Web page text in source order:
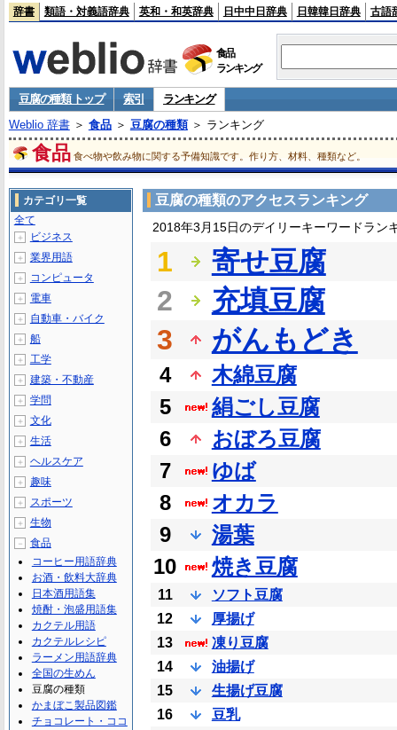
辞書 類語・対義語辞典 英和・和英辞典 日中中日辞典 日韓韓日辞典 古語
食品
ランキング
豆腐の種類 トップ 索引
ランキング
Weblio 辞書＞ 食品＞ 豆腐の種類＞ ランキング
食品 食べ物や飲み物に関する予備知識です。作り方、材料、種類など。
豆腐の種類のアクセスランキング
2018年3月15日のデイリーキーワードラン
1
寄せ豆腐
2
充填豆腐
3
がんもどき
4
木綿豆腐
5
絹ごし豆腐
6
おぼろ豆腐
7
ゆば
8
オカラ
9
湯葉
10
焼き豆腐
11
ソフト豆腐
12
厚揚げ
13
凍り豆腐
14
油揚げ
15
生揚げ豆腐
16
豆乳
カテゴリ一覧
全て
＋ ビジネス
＋ 業界用語
＋ コンピュータ
＋ 電車
＋ 自動車・バイク
＋ 船
＋ 工学
＋ 建築・不動産
＋ 学問
＋ 文化
＋ 生活
＋ ヘルスケア
＋ 趣味
＋ スポーツ
＋ 生物
－
食品
コーヒー用語辞典
お酒・飲料大辞典
日本酒用語集
焼酎・泡盛用語集
カクテル用語
カクテルレシピ
ラーメン用語辞典
全国の生めん
豆腐の種類
かまぼこ製品図鑑
チョコレート・ココ